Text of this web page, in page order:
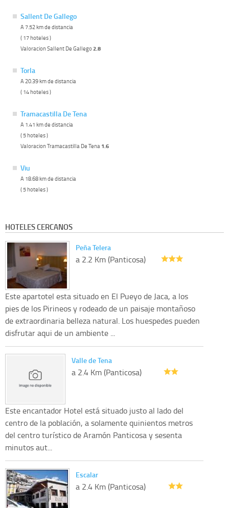
Sallent De Gallego
A 7.52 km de distancia
( 17 hoteles )
Valoracion Sallent De Gallego2.8
Torla
A 20.39 km de distancia
( 14 hoteles )
Tramacastilla De Tena
A 1.41 km de distancia
( 5 hoteles )
Valoracion Tramacastilla De Tena 1.6
Viu
A 18.68 km de distancia
( 5 hoteles )
HOTELES CERCANOS
Peña Telera
a 2.2 Km (Panticosa)
Este apartotel esta situado en El Pueyo de Jaca, a los
pies de los Pirineos y rodeado de un paisaje montañoso
de extraordinaria belleza natural. Los huespedes pueden
disfrutar aqui de un ambiente ...
Valle de Tena
a 2.4 Km (Panticosa)
Este encantador Hotel está situado justo al lado del
centro de la población, a solamente quinientos metros
del centro turístico de Aramón Panticosa y sesenta
minutos aut...
Escalar
a 2.4 Km (Panticosa)